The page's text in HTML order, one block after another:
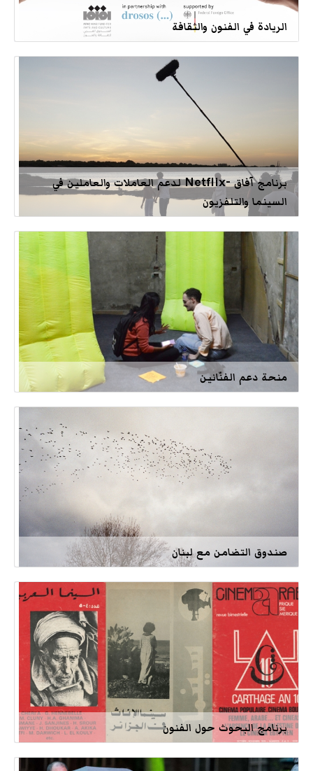
الريادة في الفنون والثقافة
برنامج آفاق -Netflix لدعم العاملات والعاملين في
السينما والتلفزيون
منحة دعم الفنّانين
صندوق التضامن مع لبنان
برنامج البحوث حول الفنون